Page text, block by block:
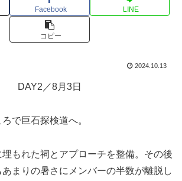
Facebook LINE
コピー
2024.10.13
DAY2／8月3日
で巨石探検道へ。
もれた祠とアプローチを整備。その後
まりの暑さにメンバーの半数が離脱し